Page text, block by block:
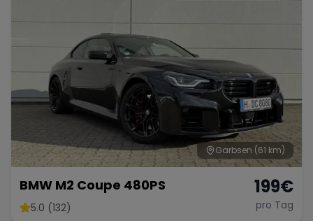
Garbsen (61 km)
BMW M2 Coupe 480PS
5.0 (132)
199€
pro Tag